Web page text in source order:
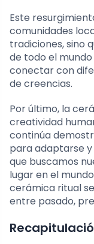
Este
comunidades
tradiciones, sino
de todo el
conectar con
de creencias.
Por último, la
creatividad
continúa
para adaptarse y
que buscamos
lugar en el
cerámica ritual
entre pasado,